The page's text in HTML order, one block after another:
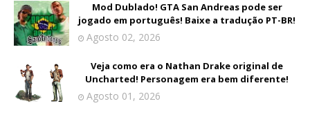
Mod Dublado! GTA San Andreas pode ser
jogado em português! Baixe a tradução PT-BR!
Agosto 02, 2026
Veja como era o Nathan Drake original de
Uncharted! Personagem era bem diferente!
Agosto 01, 2026